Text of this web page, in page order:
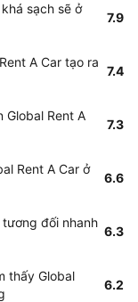
sạch sẽ ở
7.9
A Car tạo ra
7.4
Global Rent A
7.3
Rent A Car ở
6.6
tương đối nhanh
6.3
thấy Global
6.2